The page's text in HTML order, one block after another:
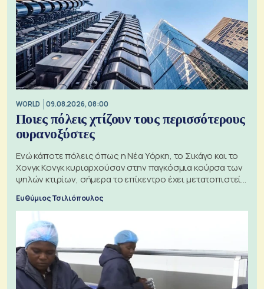
WORLD 09.08.2026, 08:00
Ποιες πόλεις χτίζουν τους περισσότερους
ουρανοξύστες
Ενώ κάποτε πόλεις όπως η Νέα Υόρκη, το Σικάγο και το
Χονγκ Κονγκ κυριαρχούσαν στην παγκόσμια κούρσα των
ψηλών κτιρίων, σήμερα το επίκεντρο έχει μετατοπιστεί
Ευθύμιος Τσιλιόπουλος